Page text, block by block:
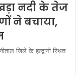
नदी के तेज
ने बचाया,
जिले के हल्द्वानी स्थित